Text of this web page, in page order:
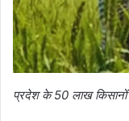
प्रदेश के 50 लाख किसानों